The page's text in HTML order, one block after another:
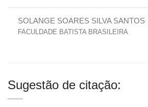
SOLANGE SOARES SILVA SANTOS
FACULDADE BATISTA BRASILEIRA
Sugestão de citação: